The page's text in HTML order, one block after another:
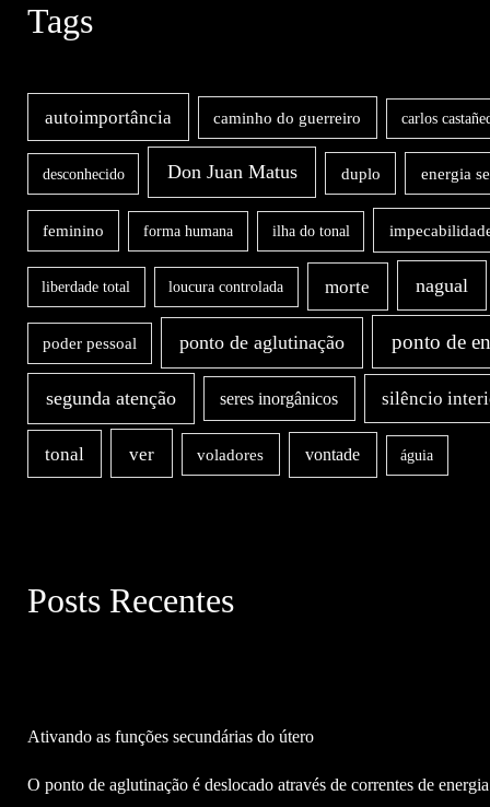
Tags
autoimportância caminho do guerreiro carlos
desconhecido Don Juan Matus duplo energia
feminino forma humana ilha do tonal
liberdade total loucura controlada morte nagual
poder pessoal ponto de aglutinação ponto de
segunda atenção seres inorgânicos silêncio
tonal ver voladores vontade águia
Posts Recentes
Ativando as funções secundárias do útero
O ponto de aglutinação é deslocado através de correntes de energia